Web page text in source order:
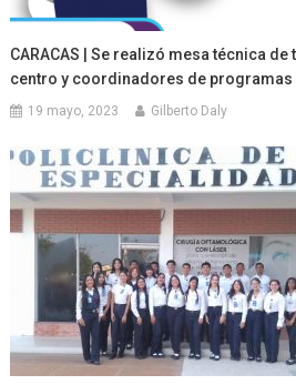
CARACAS | Se realizó mesa técnica
centro y coordinadores de programas
19 mayo, 2023 Gilberto Daly